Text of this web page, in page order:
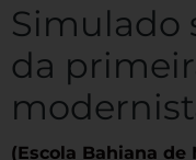
Simulado
da
(Escola Bahiana de